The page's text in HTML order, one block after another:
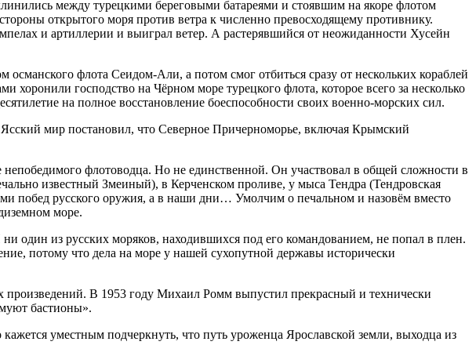
между турецкими береговыми батареями и стоявшим на якоре флотом
открытого моря против ветра к численно превосходящему противнику.
и артиллерии и выиграл ветер. А растерявшийся от неожиданности Хусейн
флота Сеидом-Али, а потом смог отбиться сразу от нескольких кораблей
господство на Чёрном море турецкого флота, которое всего за несколько
на полное восстановление боеспособности своих военно-морских сил.
мир постановил, что Северное Причерноморье, включая Крымский
флотоводца. Но не единственной. Он участвовал в общей сложности в
известный Змеиный), в Керченском проливе, у мыса Тендра (Тендровская
побед русского оружия, а в наши дни… Умолчим о печальном и назовём вместо
море.
один из русских моряков, находившихся под его командованием, не попал в плен.
потому что дела на море у нашей сухопутной державы исторически
произведений. В 1953 году Михаил Ромм выпустил прекрасный и технически
бастионы».
уместным подчеркнуть, что путь уроженца Ярославской земли, выходца из